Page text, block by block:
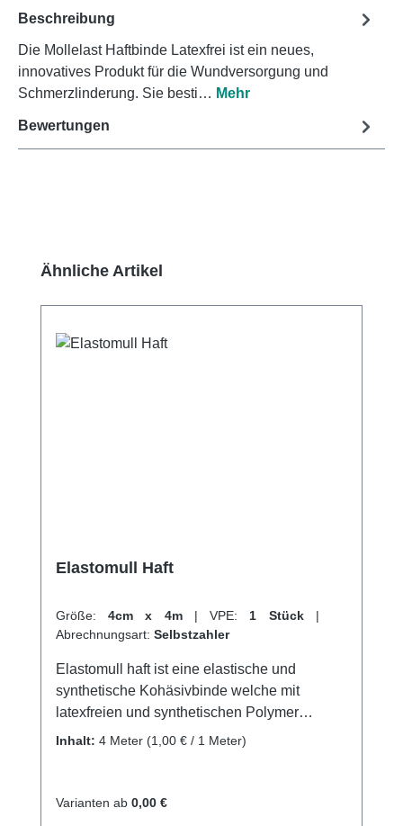
Beschreibung
Die Mollelast Haftbinde Latexfrei ist ein neues,
innovatives Produkt für die Wundversorgung und
Schmerzlinderung. Sie besti… Mehr
Bewertungen
Produktgalerie überspringen
Ähnliche Artikel
Elastomull Haft
Größe: 4cm x 4m | VPE: 1 Stück |
Abrechnungsart: Selbstzahler
Elastomull haft ist eine elastische und
synthetische Kohäsivbinde welche mit
latexfreien und synthetischen Polymer
beschichtet wird. Mit einer Imprägnierung von
der Wickellagen, was ein faltenfreies und
Inhalt: 4 Meter (1,00 € / 1 Meter)
Varianten ab 0,00 €